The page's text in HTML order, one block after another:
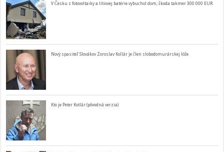
V Česku z fotovoltaiky a lítiovej batérie vybuchol dom, škoda takmer 300 000 EUR
Nový spasiteľ Slovákov Zoroslav Kollár je člen slobodomurárskej lóže
Kto je Peter Kotlár (pôvodná verzia)